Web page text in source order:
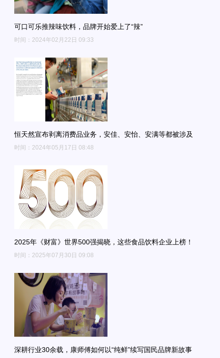
可口可乐推辣味饮料，品牌开始爱上了“辣”
时间：2024年02月22日 09:33
恒天然宣布剥离消费品业务，安佳、安怡、安满等都被涉及
时间：2024年05月17日 08:48
2025年《财富》世界500强揭晓，这些食品饮料企业上榜！
时间：2025年07月30日 09:08
深耕行业30余载，康师傅如何以“纯鲜”续写国民品牌新故事